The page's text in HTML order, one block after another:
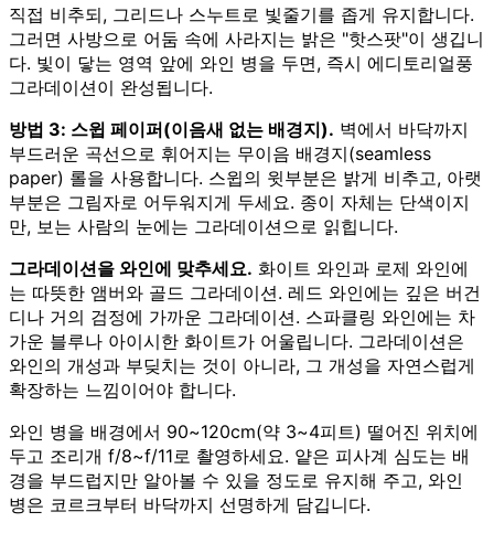
직접 비추되, 그리드나 스누트로 빛줄기를 좁게 유지합니다.
그러면 사방으로 어둠 속에 사라지는 밝은 "핫스팟"이 생깁니
다. 빛이 닿는 영역 앞에 와인 병을 두면, 즉시 에디토리얼풍
그라데이션이 완성됩니다.
방법 3: 스윕 페이퍼(이음새 없는 배경지). 벽에서 바닥까지
부드러운 곡선으로 휘어지는 무이음 배경지(seamless
paper) 롤을 사용합니다. 스윕의 윗부분은 밝게 비추고, 아랫
부분은 그림자로 어두워지게 두세요. 종이 자체는 단색이지
만, 보는 사람의 눈에는 그라데이션으로 읽힙니다.
그라데이션을 와인에 맞추세요. 화이트 와인과 로제 와인에
는 따뜻한 앰버와 골드 그라데이션. 레드 와인에는 깊은 버건
디나 거의 검정에 가까운 그라데이션. 스파클링 와인에는 차
가운 블루나 아이시한 화이트가 어울립니다. 그라데이션은
와인의 개성과 부딪치는 것이 아니라, 그 개성을 자연스럽게
확장하는 느낌이어야 합니다.
와인 병을 배경에서 90~120cm(약 3~4피트) 떨어진 위치에
두고 조리개 f/8~f/11로 촬영하세요. 얕은 피사계 심도는 배
경을 부드럽지만 알아볼 수 있을 정도로 유지해 주고, 와인
병은 코르크부터 바닥까지 선명하게 담깁니다.